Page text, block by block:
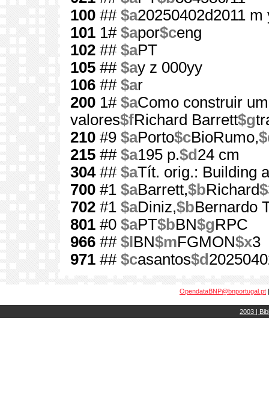
100 ## $a20250402d2011
101 1# $apor$ceng
102 ## $aPT
105 ## $ay z 000yy
106 ## $ar
200 1# $aComo construir
valores$fRichard Barrett$g
210 #9 $aPorto$cBioRumo,
215 ## $a195 p.$d 24 cm
304## $aTít. orig.: Building
700 #1 $aBarrett,$bRichard
702 #1 $aDiniz,$bBernardo
801 #0 $aPT$bBN$gRPC
966 ## $l BN$mFGMON$x3
971 ## $casantos$d
OpendataBNP@bnportugal.pt
2003 |